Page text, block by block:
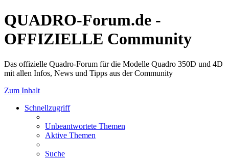
QUADRO-Forum.de -
OFFIZIELLE Community
Das offizielle Quadro-Forum für die Modelle Quadro 350D und 4D
mit allen Infos, News und Tipps aus der Community
Zum Inhalt
Schnellzugriff
Unbeantwortete Themen
Aktive Themen
Suche